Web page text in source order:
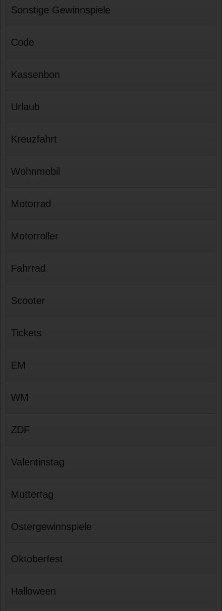
Sonstige Gewinnspiele
Code
Kassenbon
Urlaub
Kreuzfahrt
Wohnmobil
Motorrad
Motorroller
Fahrrad
Scooter
Tickets
EM
WM
ZDF
Valentinstag
Muttertag
Ostergewinnspiele
Oktoberfest
Halloween